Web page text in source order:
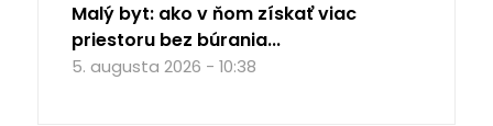
Malý byt: ako v ňom získať viac
priestoru bez búrania...
5. augusta 2026 - 10:38